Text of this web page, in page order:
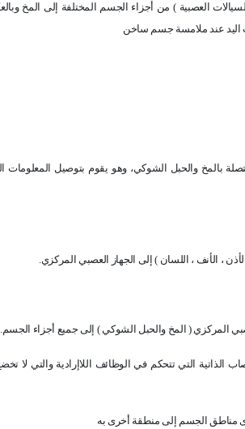
العصبية ) من أجزاء الجسم المختلفة إلى المخ
اليد عند ملامسة جسم ساخن
بالمخ والحبل الشوكي، وهو يقوم بتوصيل المعلومات
، الأنف ، اللسان ) إلى الجهاز العصبي المركزي.
المركزي ( المخ والحبل الشوكي ) إلى جميع أجزاء الجسم.
الذاتية التي تتحكم في الوظائف اللاإرادية والتي
مناطق الجسم إلى منطقة أخرى به